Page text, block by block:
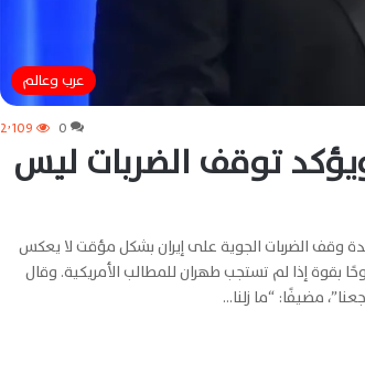
عرب وعالم
0 2٬109
توقف الضربات ليس
وقف الضربات الجوية على إيران بشكل مؤقت لا يعكس
إذا لم تستجب طهران للمطالب الأمريكية. وقال